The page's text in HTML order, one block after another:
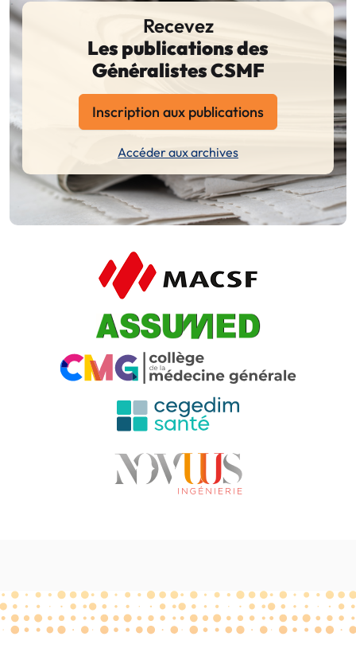
Recevez
Les publications des
Généralistes CSMF
Inscription aux publications
Accéder aux archives